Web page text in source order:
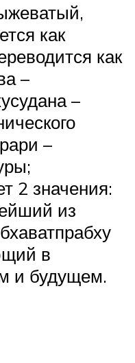
как
как
–
–
–
2 значения:
из
в
и будущем.